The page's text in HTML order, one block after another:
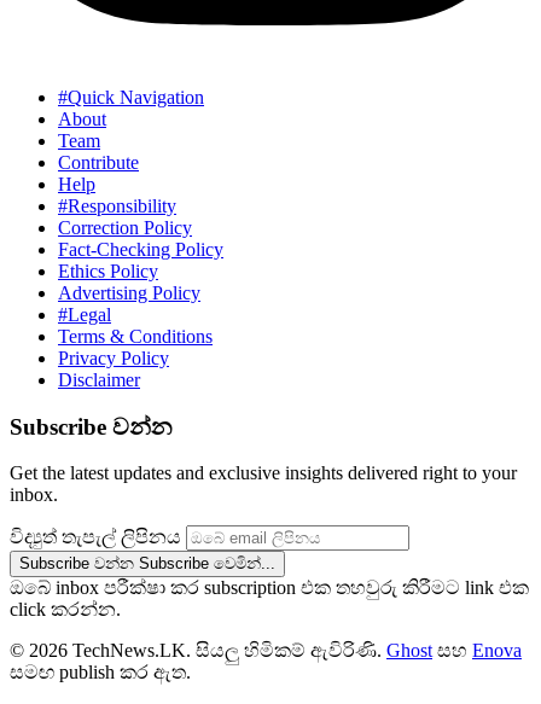
#Quick Navigation
About
Team
Contribute
Help
#Responsibility
Correction Policy
Fact-Checking Policy
Ethics Policy
Advertising Policy
#Legal
Terms & Conditions
Privacy Policy
Disclaimer
Subscribe වන්න
Get the latest updates and exclusive insights delivered right to your
inbox.
විද්‍යුත් තැපැල් ලිපිනය
Subscribe වන්න Subscribe වෙමින්...
ඔබේ inbox පරීක්ෂා කර subscription එක තහවුරු කිරීමට link එක
click කරන්න.
© 2026 TechNews.LK. සියලු හිමිකම් ඇවිරිණි. Ghost සහ Enova
සමඟ publish කර ඇත.